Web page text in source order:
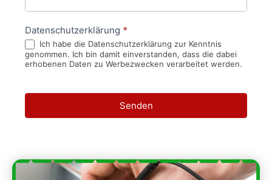
Datenschutzerklärung *
Ich habe die Datenschutzerklärung zur Kenntnis
genommen. Ich bin damit einverstanden, dass die dabei
erhobenen Daten zu Werbezwecken verarbeitet werden.
Senden